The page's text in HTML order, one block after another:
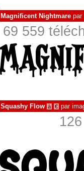
Magnificent Nightmare par
69 559
Squashy Flow à € par